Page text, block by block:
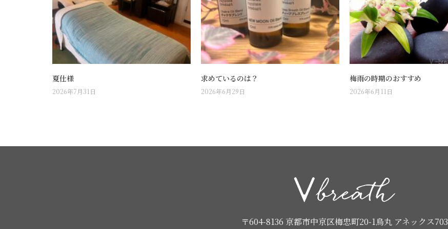
夏仕様
2026年7月31日
求めているのは？
2026年6月29日
梅雨の時期のおすすめ
2026年6月11日
〒604-8136 京都市中京区梅忠町20-1烏丸 アネックス703